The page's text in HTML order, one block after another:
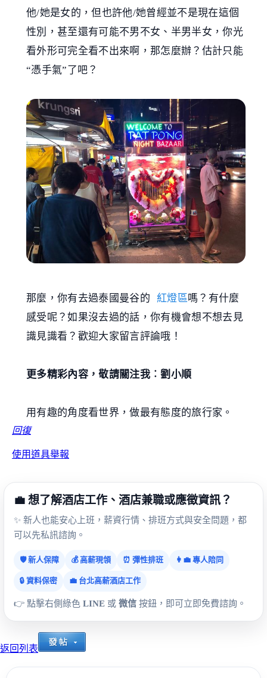
他/她是女的，但也許他/她曾經並不是現在這個
性別，甚至還有可能不男不女、半男半女，你光
看外形可完全看不出來啊，那怎麼辦？估計只能
“憑手氣”了吧？
那麼，你有去過泰國曼谷的 紅燈區嗎？有什麼
感受呢？如果沒去過的話，你有機會想不想去見
識見識看？歡迎大家留言評論哦！
更多精彩內容，敬請關注我︰劉小順
用有趣的角度看世界，做最有態度的旅行家。
回復
使用道具舉報
💼 想了解酒店工作、酒店兼職或應徵資訊？
✨ 新人也能安心上班，薪資行情、排班方式與安全問題，都
可以先私訊諮詢。
🛡️ 新人保障 💰 高薪現領 ⏰ 彈性排班 👩‍💼 專人陪同
🔒 資料保密 💼 台北高薪酒店工作
👉 點擊右側綠色 LINE 或 微信 按鈕，即可立即免費諮詢。
返回列表